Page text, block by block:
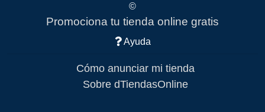
©
Promociona tu tienda online gratis
Ayuda
Cómo anunciar mi tienda
Sobre dTiendasOnline